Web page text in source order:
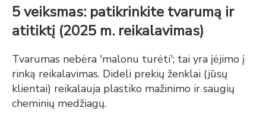
5 veiksmas: patikrinkite tvarumą ir
atitiktį (2025 m. reikalavimas)
Tvarumas nebėra 'malonu turėti'; tai yra įėjimo į
rinką reikalavimas. Dideli prekių ženklai (jūsų
klientai) reikalauja plastiko mažinimo ir saugių
cheminių medžiagų.